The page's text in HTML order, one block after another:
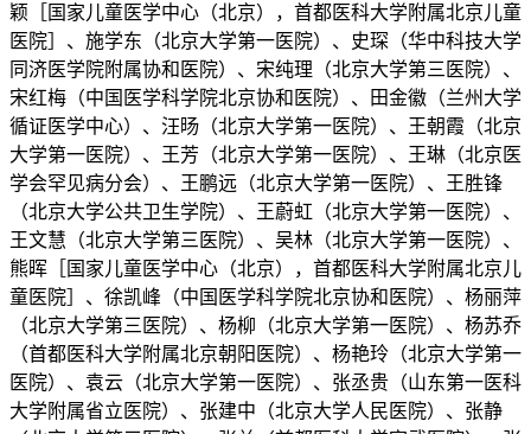
颖［国家儿童医学中心（北京），首都医科大学附属北京儿童
医院］、施学东（北京大学第一医院）、史琛（华中科技大学
同济医学院附属协和医院）、宋纯理（北京大学第三医院）、
宋红梅（中国医学科学院北京协和医院）、田金徽（兰州大学
循证医学中心）、汪旸（北京大学第一医院）、王朝霞（北京
大学第一医院）、王芳（北京大学第一医院）、王琳（北京医
学会罕见病分会）、王鹏远（北京大学第一医院）、王胜锋
（北京大学公共卫生学院）、王蔚虹（北京大学第一医院）、
王文慧（北京大学第三医院）、吴林（北京大学第一医院）、
熊晖［国家儿童医学中心（北京），首都医科大学附属北京儿
童医院］、徐凯峰（中国医学科学院北京协和医院）、杨丽萍
（北京大学第三医院）、杨柳（北京大学第一医院）、杨苏乔
（首都医科大学附属北京朝阳医院）、杨艳玲（北京大学第一
医院）、袁云（北京大学第一医院）、张丞贵（山东第一医科
大学附属省立医院）、张建中（北京大学人民医院）、张静